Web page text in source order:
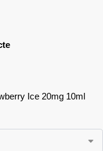
Ice 20mg 10ml